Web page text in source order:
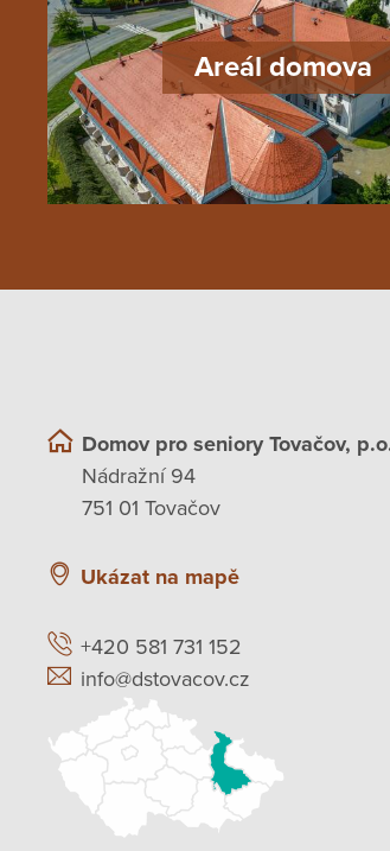
Areál domova
Domov pro seniory Tovačov,
Nádražní 94
751 01 Tovačov
Ukázat na mapě
+420 581 731 152
info@dstovacov.cz